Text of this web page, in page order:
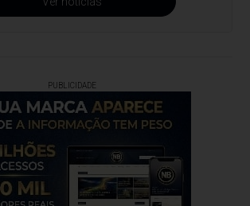
PUBLICIDADE